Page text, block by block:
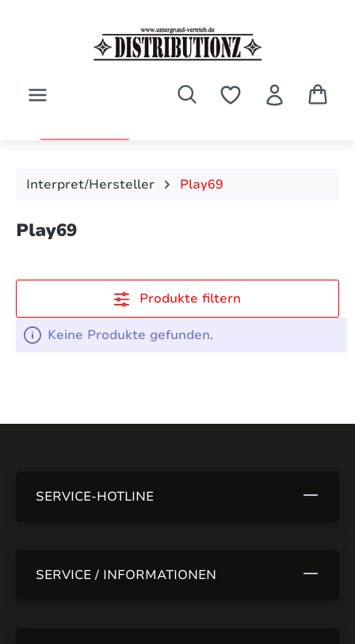
Interpret/Hersteller Play69
Play69
Produkte filtern
Keine Produkte gefunden.
SERVICE-HOTLINE
SERVICE / INFORMATIONEN